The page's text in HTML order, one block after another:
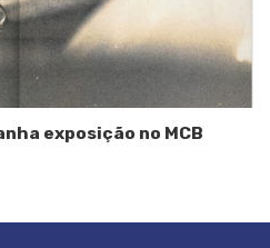
exposição no MCB